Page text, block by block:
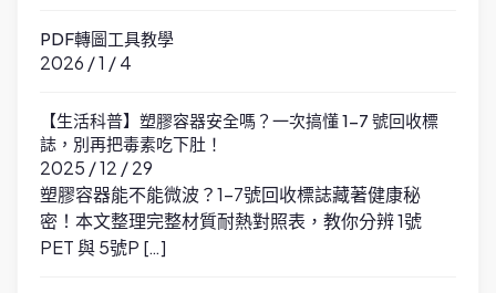
PDF轉圖工具教學
2026 / 1 / 4
【生活科普】塑膠容器安全嗎？一次搞懂 1-7 號回收標
誌，別再把毒素吃下肚！
2025 / 12 / 29
塑膠容器能不能微波？1-7號回收標誌藏著健康秘
密！本文整理完整材質耐熱對照表，教你分辨 1號
PET 與 5號P […]